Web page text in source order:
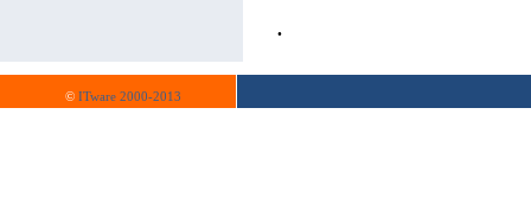
•
© ITware 2000-2013